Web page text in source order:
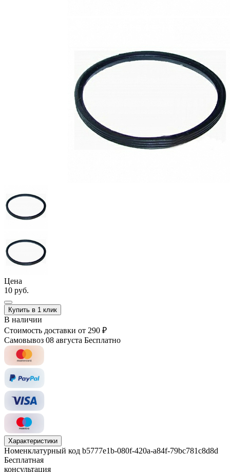
Цена
10 руб.
Купить в 1 клик
В наличии
Стоимость доставки от 290 ₽
Самовывоз 08 августа Бесплатно
Характеристики
Номенклатурный код b5777e1b-080f-420a-a84f-79bc781c8d8d
Бесплатная
консультация